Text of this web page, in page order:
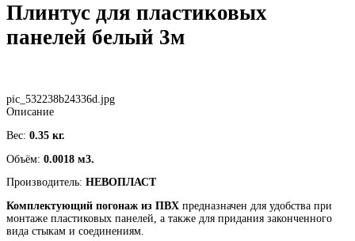
Плинтус для пластиковых
панелей белый 3м
pic_532238b24336d.jpg
Описание
Вес: 0.35 кг.
Объём: 0.0018 м3.
Производитель: НЕВОПЛАСТ
Комплектующий погонаж из ПВХ предназначен для удобства при
монтаже пластиковых панелей, а также для придания законченного
вида стыкам и соединениям.